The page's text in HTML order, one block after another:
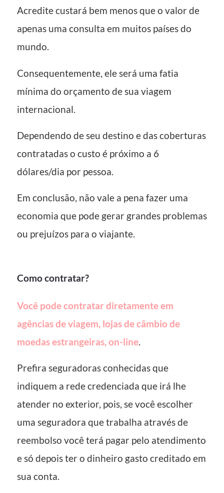
Acredite custará bem menos que o valor de
apenas uma consulta em muitos países do
mundo.
Consequentemente, ele será uma fatia
mínima do orçamento de sua viagem
internacional.
Dependendo de seu destino e das coberturas
contratadas o custo é próximo a 6
dólares/dia por pessoa.
Em conclusão, não vale a pena fazer uma
economia que pode gerar grandes problemas
ou prejuízos para o viajante.
Como contratar?
Você pode contratar diretamente em
agências de viagem, lojas de câmbio de
moedas estrangeiras, on-line.
Prefira seguradoras conhecidas que
indiquem a rede credenciada que irá lhe
atender no exterior, pois, se você escolher
uma seguradora que trabalha através de
reembolso você terá pagar pelo atendimento
e só depois ter o dinheiro gasto creditado em
sua conta.